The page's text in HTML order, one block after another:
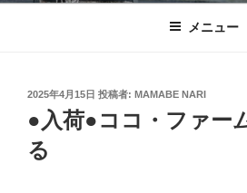
メニュー
投
日:
2025年4月15日 投稿者: MAMABE NARI
●入荷●ココ・ファー
る